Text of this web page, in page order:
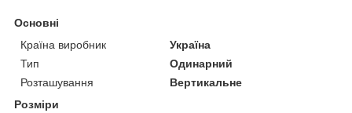
Основні
Країна виробник
Україна
Тип
Одинарний
Розташування
Вертикальне
Розміри